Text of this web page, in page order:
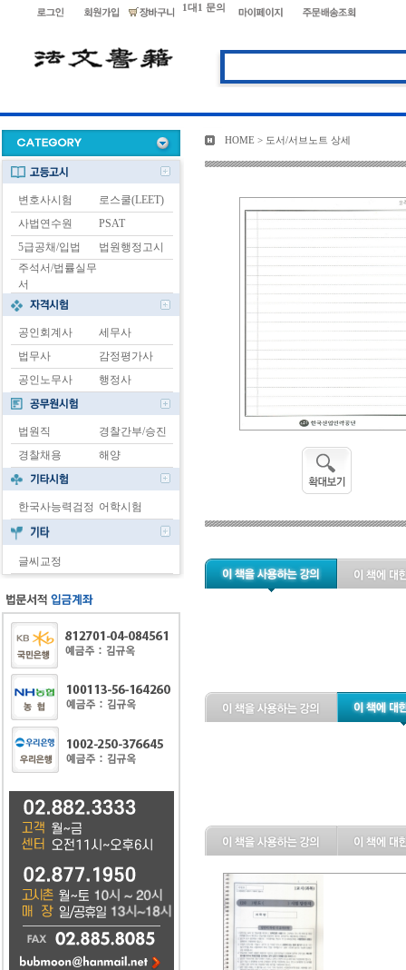
1대1 문의
변호사시험
로스쿨(LEET)
사법연수원
PSAT
5급공채/입법
법원행정고시
주석서/법률실무
서
공인회계사
세무사
법무사
감정평가사
공인노무사
행정사
법원직
경찰간부/승진
경찰채용
해양
한국사능력검정 어학시험
글씨교정
HOME > 도서/서브노트 상세